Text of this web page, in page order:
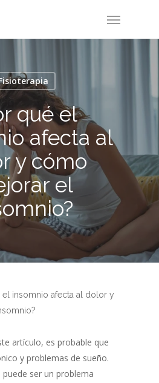
Menu
qué el
afecta al
y cómo
el
el insomnio afecta al dolor y
artículo, es probable que
y problemas de sueño.
ser un problema